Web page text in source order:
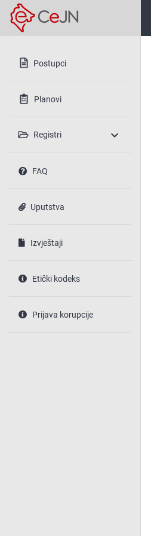
Postupci
Planovi
Registri expand_more
FAQ
Uputstva
Izvještaji
Etički kodeks
Prijava korupcije